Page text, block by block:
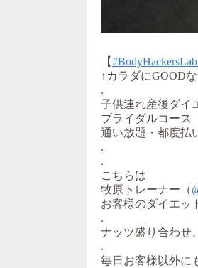
【
↑カラダにGOOD
.
子供連れ産後ダイ
ブライダルコー
通い放題・都度払
.
.
こちらは
牧原トレーナー（
お客様のダイエッ
.
ナッツ盛り合わせ
.
毎日お客様以外に